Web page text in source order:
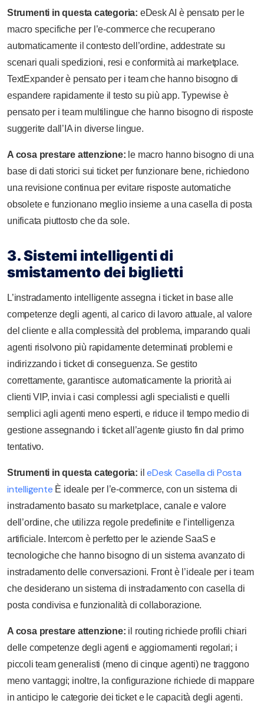
Strumenti in questa categoria: eDesk AI è pensato per le
macro specifiche per l’e-commerce che recuperano
automaticamente il contesto dell’ordine, addestrate su
scenari quali spedizioni, resi e conformità ai marketplace.
TextExpander è pensato per i team che hanno bisogno di
espandere rapidamente il testo su più app. Typewise è
pensato per i team multilingue che hanno bisogno di risposte
suggerite dall’IA in diverse lingue.
A cosa prestare attenzione: le macro hanno bisogno di una
base di dati storici sui ticket per funzionare bene, richiedono
una revisione continua per evitare risposte automatiche
obsolete e funzionano meglio insieme a una casella di posta
unificata piuttosto che da sole.
3. Sistemi intelligenti di
smistamento dei biglietti
L’instradamento intelligente assegna i ticket in base alle
competenze degli agenti, al carico di lavoro attuale, al valore
del cliente e alla complessità del problema, imparando quali
agenti risolvono più rapidamente determinati problemi e
indirizzando i ticket di conseguenza. Se gestito
correttamente, garantisce automaticamente la priorità ai
clienti VIP, invia i casi complessi agli specialisti e quelli
semplici agli agenti meno esperti, e riduce il tempo medio di
gestione assegnando i ticket all’agente giusto fin dal primo
tentativo.
Strumenti in questa categoria: ileDesk Casella di Posta
intelligente È ideale per l’e-commerce, con un sistema di
instradamento basato su marketplace, canale e valore
dell’ordine, che utilizza regole predefinite e l’intelligenza
artificiale. Intercom è perfetto per le aziende SaaS e
tecnologiche che hanno bisogno di un sistema avanzato di
instradamento delle conversazioni. Front è l’ideale per i team
che desiderano un sistema di instradamento con casella di
posta condivisa e funzionalità di collaborazione.
A cosa prestare attenzione: il routing richiede profili chiari
delle competenze degli agenti e aggiornamenti regolari; i
piccoli team generalisti (meno di cinque agenti) ne traggono
meno vantaggi; inoltre, la configurazione richiede di mappare
in anticipo le categorie dei ticket e le capacità degli agenti.